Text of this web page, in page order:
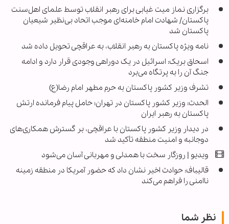
برگزاری نماز میت غیابی برای رهبر انقلاب توسط علمای اهل‌سنت
پاکستان/ شهادت امام خامنه‌ای موجب اتحاد بی‌نظیر شیعیان
پاکستان شد
نامه ویژه پاکستان به رهبر انقلاب، به عراقچی تحویل داده شد
اسحاق بریک: اسرائیل در یک دوراهی وجودی قرار دارد و ادامه
جنگ آن را به پرتگاه می‌برد
تشرف وزیر کشور پاکستان به حرم مطهر امام رضا(ع)
الحدث: وزیر کشور پاکستان در تهران؛ حامل پیام فرمانده ارتش
پاکستان به رهبر ایران
در دیدار وزیر کشور پاکستان با عراقچی، بر گسترش همکاری‌های
دوجانبه و امنیت منطقه تأکید شد
ویدیو | روزگار سخت با همدلی و مهربانی آسان می‌شود
قالیباف: حوادث اخیر نشان داد که حضور آمریکا در منطقه زمینه
ناامنی را فراهم می‌کند
نظر شما